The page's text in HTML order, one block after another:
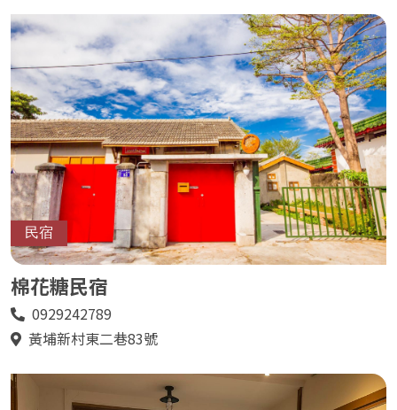
民宿
棉花糖民宿
電
0929242789
地黃埔新村東二巷83號